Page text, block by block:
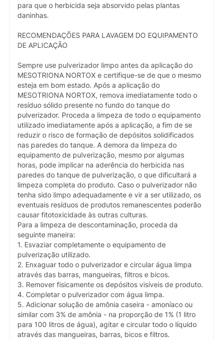
para que o herbicida seja absorvido pelas plantas
daninhas.
RECOMENDAÇÕES PARA LAVAGEM DO EQUIPAMENTO
DE APLICAÇÃO
Sempre use pulverizador limpo antes da aplicação do
MESOTRIONA NORTOX e certifique-se de que o mesmo
esteja em bom estado. Após a aplicação do
MESOTRIONA NORTOX, remova imediatamente todo o
resíduo sólido presente no fundo do tanque do
pulverizador. Proceda a limpeza de todo o equipamento
utilizado imediatamente após a aplicação, a fim de se
reduzir o risco de formação de depósitos solidificados
nas paredes do tanque. A demora da limpeza do
equipamento de pulverização, mesmo por algumas
horas, pode implicar na aderência do herbicida nas
paredes do tanque de pulverização, o que dificultará a
limpeza completa do produto. Caso o pulverizador não
tenha sido limpo adequadamente e vir a ser utilizado, os
eventuais resíduos de produtos remanescentes poderão
causar fitotoxicidade às outras culturas.
Para a limpeza de descontaminação, proceda da
seguinte maneira:
1. Esvaziar completamente o equipamento de
pulverização utilizado.
2. Enxaguar todo o pulverizador e circular água limpa
através das barras, mangueiras, filtros e bicos.
3. Remover fisicamente os depósitos visíveis de produto.
4. Completar o pulverizador com água limpa.
5. Adicionar solução de amônia caseira - amoníaco ou
similar com 3% de amônia - na proporção de 1% (1 litro
para 100 litros de água), agitar e circular todo o líquido
através das mangueiras, barras, bicos e filtros.